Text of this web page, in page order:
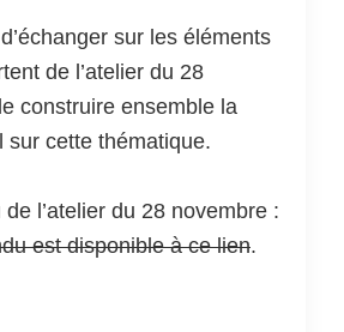
sur les éléments
de l’atelier du 28
construire ensemble la
sur cette thématique.
l’atelier du 28 novembre :
est disponible à ce lien.